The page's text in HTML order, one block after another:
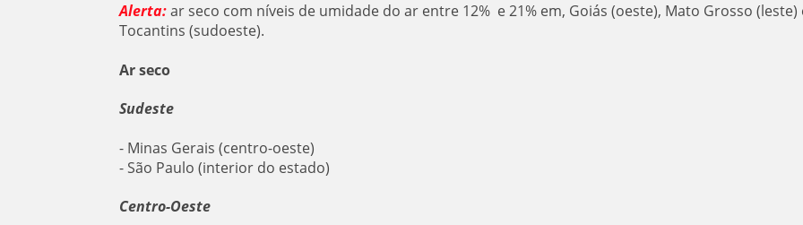
Alerta:ar seco com níveis de umidade do ar entre 12% e 21% em, Goiás (oeste), Mato Grosso (leste)
Tocantins (sudoeste).
Ar seco
Sudeste
- Minas Gerais (centro-oeste)
- São Paulo (interior do estado)
Centro-Oeste